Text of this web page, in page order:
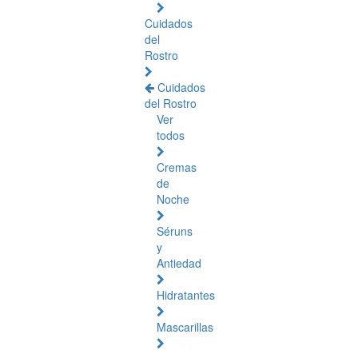
Cuidados
del
Rostro
Cuidados
del Rostro
Ver
todos
Cremas
de
Noche
Séruns
y
Antiedad
Hidratantes
Mascarillas